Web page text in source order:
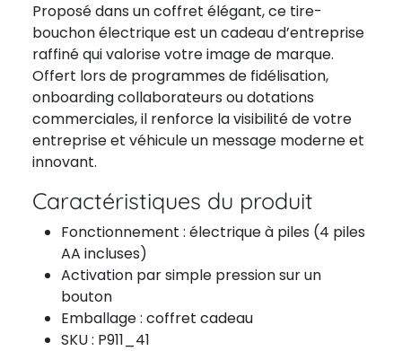
Proposé dans un coffret élégant, ce tire-
bouchon électrique est un cadeau d’entreprise
raffiné qui valorise votre image de marque.
Offert lors de programmes de fidélisation,
onboarding collaborateurs ou dotations
commerciales, il renforce la visibilité de votre
entreprise et véhicule un message moderne et
innovant.
Caractéristiques du produit
Fonctionnement : électrique à piles (4 piles
AA incluses)
Activation par simple pression sur un
bouton
Emballage : coffret cadeau
SKU : P911_41